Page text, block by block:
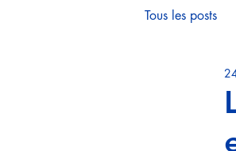
Tous les posts
Pollutions
Europe